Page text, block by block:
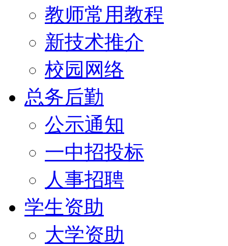
教师常用教程
新技术推介
校园网络
总务后勤
公示通知
一中招投标
人事招聘
学生资助
大学资助